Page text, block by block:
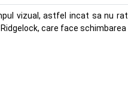
vizual, astfel incat sa nu
care face schimbarea